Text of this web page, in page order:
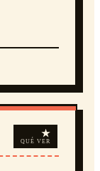
★
QUÉ VER